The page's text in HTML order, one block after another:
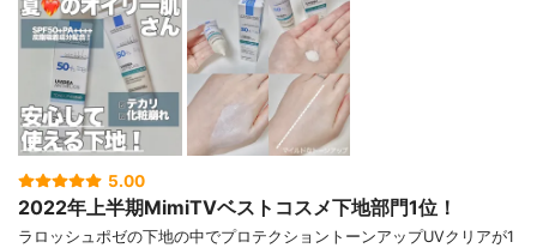
5.00
2022年上半期MimiTVベストコスメ下地部門1位！
ラロッシュポゼの下地の中でプロテクショントーンアップUVクリアが1